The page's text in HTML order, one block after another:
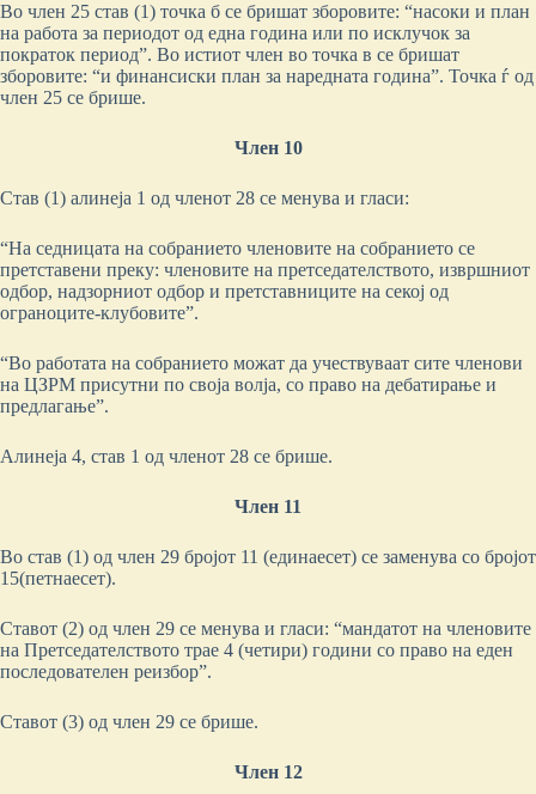
Во член 25 став (1) точка б се бришат зборовите: “насоки и план
на работа за периодот од една година или по исклучок за
пократок период”. Во истиот член во точка в се бришат
зборовите: “и финансиски план за наредната година”. Точка ѓ од
член 25 се брише.
Член 10
Став (1) алинеја 1 од членот 28 се менува и гласи:
“На седницата на собранието членовите на собранието се
претставени преку: членовите на претседателството, извршниот
одбор, надзорниот одбор и претставниците на секој од
ограноците-клубовите”.
“Во работата на собранието можат да учествуваат сите членови
на ЦЗРМ присутни по своја волја, со право на дебатирање и
предлагање”.
Алинеја 4, став 1 од членот 28 се брише.
Член 11
Во став (1) од член 29 бројот 11 (единаесет) се заменува со бројот
15(петнаесет).
Ставот (2) од член 29 се менува и гласи: “мандатот на членовите
на Претседателството трае 4 (четири) години со право на еден
последователен реизбор”.
Ставот (3) од член 29 се брише.
Член 12